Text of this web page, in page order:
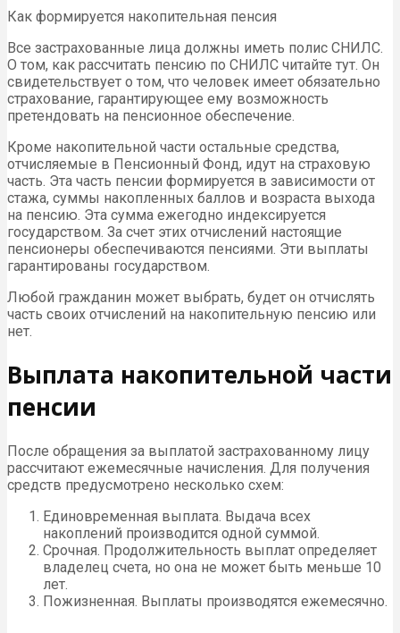
Как формируется накопительная пенсия
Все застрахованные лица должны иметь полис СНИЛС.
О том, как рассчитать пенсию по СНИЛС читайте тут. Он
свидетельствует о том, что человек имеет обязательно
страхование, гарантирующее ему возможность
претендовать на пенсионное обеспечение.
Кроме накопительной части остальные средства,
отчисляемые в Пенсионный Фонд, идут на страховую
часть. Эта часть пенсии формируется в зависимости от
стажа, суммы накопленных баллов и возраста выхода
на пенсию. Эта сумма ежегодно индексируется
государством. За счет этих отчислений настоящие
пенсионеры обеспечиваются пенсиями. Эти выплаты
гарантированы государством.
Любой гражданин может выбрать, будет он отчислять
часть своих отчислений на накопительную пенсию или
нет.
Выплата накопительной части
пенсии
После обращения за выплатой застрахованному лицу
рассчитают ежемесячные начисления. Для получения
средств предусмотрено несколько схем:
Единовременная выплата. Выдача всех
накоплений производится одной суммой.
Срочная. Продолжительность выплат определяет
владелец счета, но она не может быть меньше 10
лет.
Пожизненная. Выплаты производятся ежемесячно.